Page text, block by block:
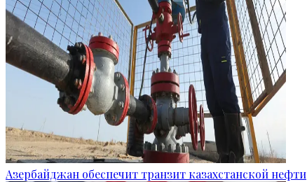
Азербайджан обеспечит транзит казахстанской нефти